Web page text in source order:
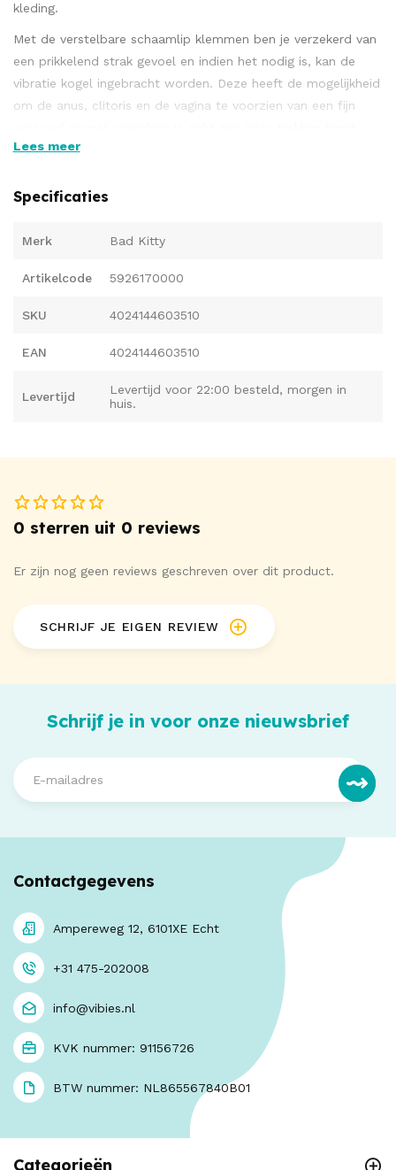
kleding.
Met de verstelbare schaamlip klemmen ben je verzekerd van
een prikkelend strak gevoel en indien het nodig is, kan de
vibratie kogel ingebracht worden. Deze heeft de mogelijkheid
om de anus, clitoris en de vagina te voorzien van een fijn
Klemband ca. 11 cm lang (korter instelbaar), parelriem 8,5 cm
koolstofstaal, acryl, ftalaat-vrij volgens EU-verordening
Lees meer
Specificaties
Merk Bad Kitty
Artikelcode 5926170000
SKU 4024144603510
EAN 4024144603510
Levertijd
Levertijd voor 22:00 besteld, morgen in
huis.
0 sterren uit 0 reviews
Er zijn nog geen reviews geschreven over dit product.
SCHRIJF JE EIGEN REVIEW
Schrijf je in voor onze nieuwsbrief
Contactgegevens
Ampereweg 12, 6101XE Echt
+31 475-202008
info@vibies.nl
KVK nummer: 91156726
BTW nummer: NL865567840B01
Categorieën